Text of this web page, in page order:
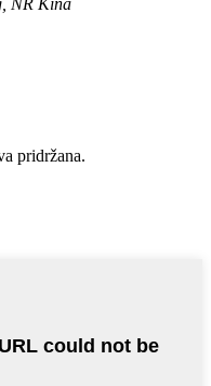
NR Kina
pridržana.